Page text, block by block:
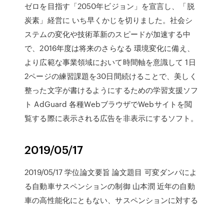
ゼロを目指す「2050年ビジョン」を宣言し、「脱
炭素」経営に いち早くかじを切りました。社会シ
ステムの変化や技術革新のスピードが加速する中
で、2016年度は将来のさらなる 環境変化に備え、
より広範な事業領域において時間軸を意識して 1日
2ページの練習課題を30日間続けることで、美しく
整った文字が書けるようにするための学習支援ソフ
ト AdGuard 各種WebブラウザでWebサイトを閲
覧する際に表示される広告を非表示にするソフト。
2019/05/17
2019/05/17 学位論文要旨 論文題目 可変ダンパによ
る自動車サスペンションの制御 山本潤 近年の自動
車の高性能化にともない、サスペンションに対する